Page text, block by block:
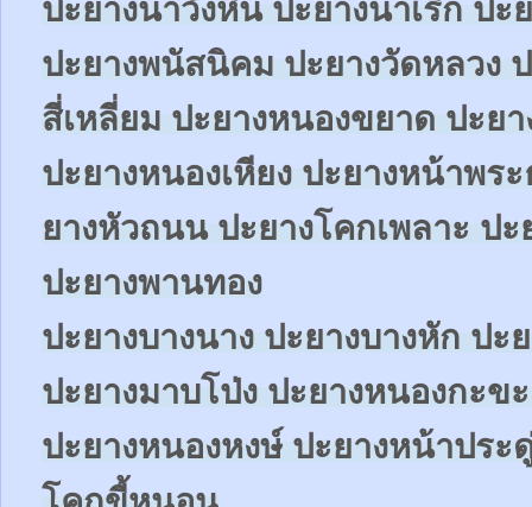
ปะยางนาวังหิน ปะยางนาเริก ป
ปะยางพนัสนิคม ปะยางวัดหลวง
สี่เหลี่ยม ปะยางหนองขยาด ปะย
ปะยางหนองเหียง ปะยางหน้าพร
ยางหัวถนน ปะยางโคกเพลาะ ปะ
ปะยางพานทอง
ปะยางบางนาง ปะยางบางหัก ปะ
ปะยางมาบโป่ง ปะยางหนองกะข
ปะยางหนองหงษ์ ปะยางหน้าประ